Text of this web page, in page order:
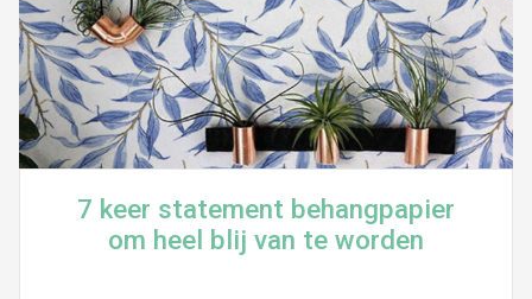
7 keer statement behangpapier
om heel blij van te worden